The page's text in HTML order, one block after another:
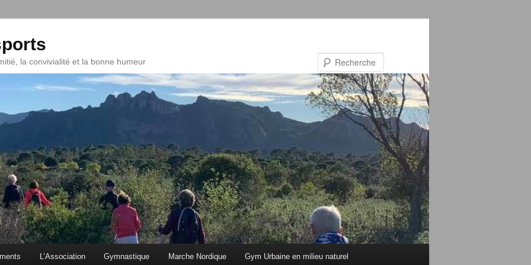
la convivialité et la bonne humeur
L’Association Gymnastique Marche Nordique Gym Urbaine en milieu naturel